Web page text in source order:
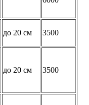
до 20 см 3500
до 20 см 3500